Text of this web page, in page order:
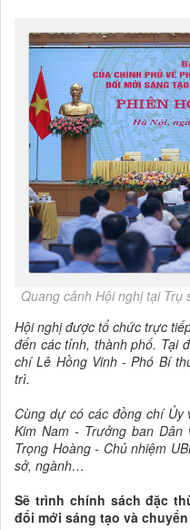
Quang cảnh Hội nghị tại Trụ
Hội nghị được tổ chức trực
đến các tỉnh, thành phố. Tại
chí Lê Hồng Vinh - Phó Bí
trì.
Cùng dự có các đồng chí
Kim Nam - Trưởng ban
Trọng Hoàng - Chủ nhiệm
sở, ngành…
Sẽ trình chính sách đặc
đổi mới sáng tạo và